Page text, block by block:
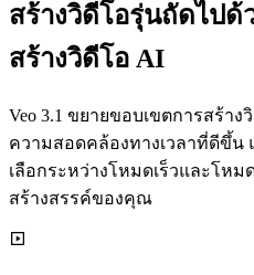
สร้างวิดีโอรุ่นถัดไปด้
สร้างวิดีโอ AI
Veo 3.1 ขยายขอบเขตการสร้า
ความสอดคล้องทางเวลาที่ดีขึ้น
เลือกระหว่างโหมดเร็วและโห
สร้างสรรค์ของคุณ